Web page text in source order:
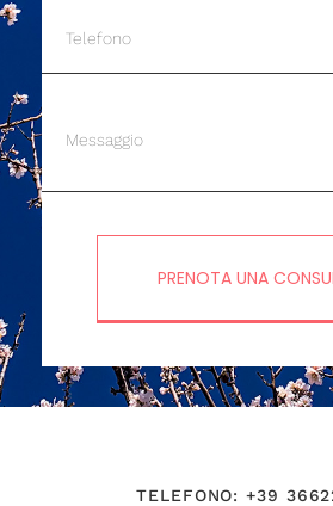
PRENOTA UNA
TELEFONO: +39